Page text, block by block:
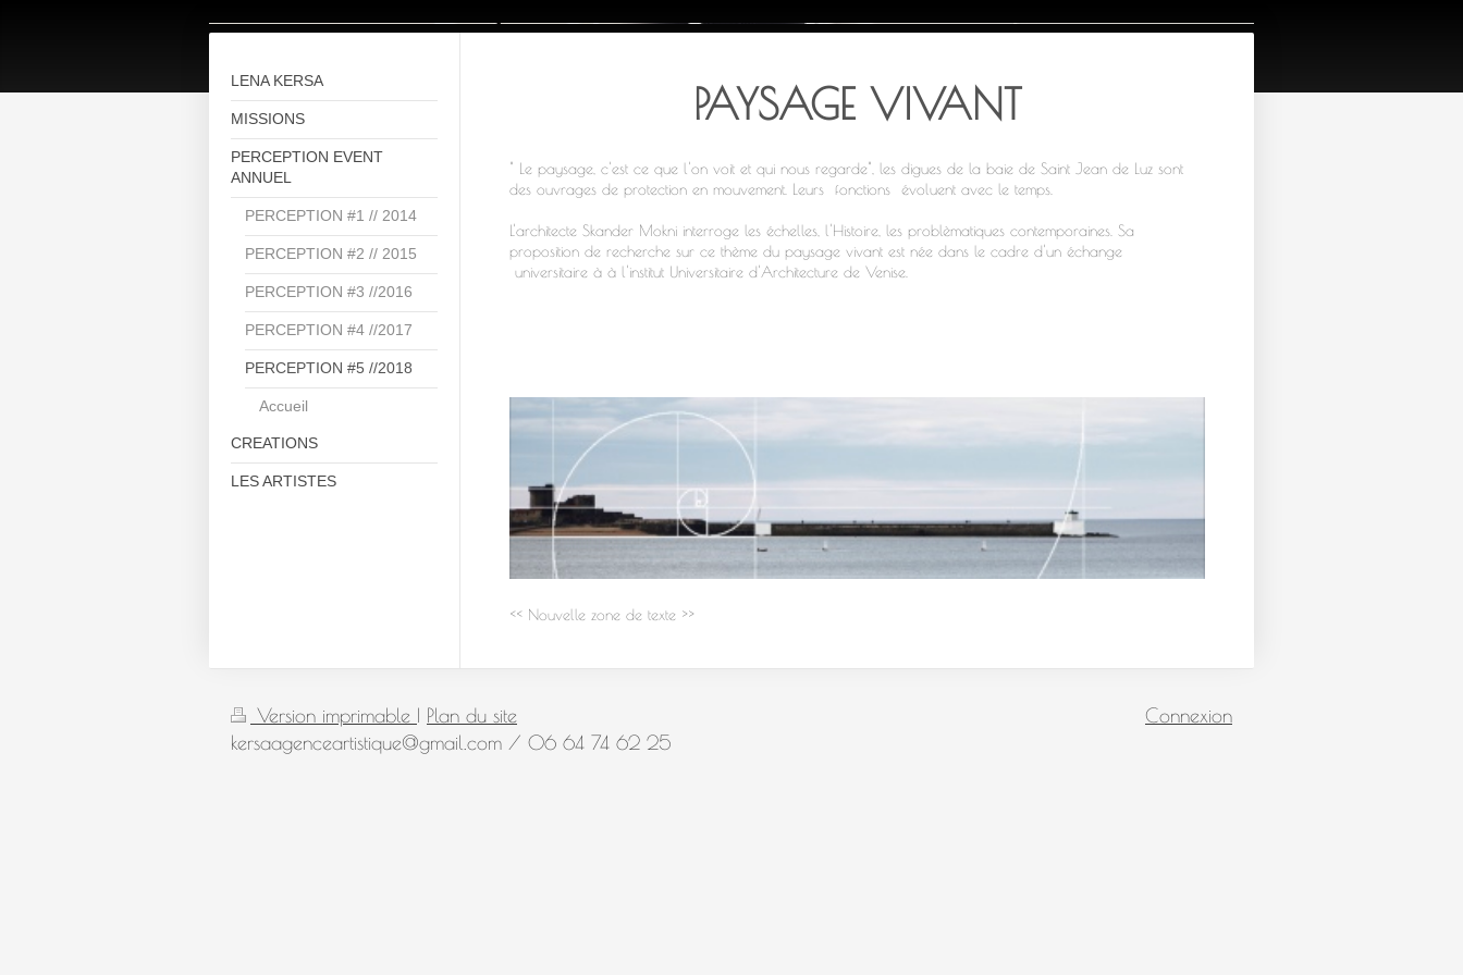
LENA KERSA
MISSIONS
PERCEPTION EVENT
ANNUEL
PERCEPTION #1 // 2014
PERCEPTION #2 // 2015
PERCEPTION #3 //2016
PERCEPTION #4 //2017
PERCEPTION #5 //2018
Accueil
CREATIONS
LES ARTISTES
PAYSAGE VIVANT
" Le paysage, c'est ce que l'on voit et qui nous regarde", les digues de la baie de Saint Jean de Luz sont
des ouvrages de protection en mouvement. Leurs fonctions évoluent avec le temps.
L'architecte Skander Mokni interroge les échelles, l'Histoire, les problèmatiques contemporaines. Sa
proposition de recherche sur ce thème du paysage vivant est née dans le cadre d'un échange
universitaire à à l'institut Universitaire d'Architecture de Venise.
<< Nouvelle zone de texte >>
Version imprimable | Plan du site
kersaagenceartistique@gmail.com / 06 64 74 62 25
Connexion